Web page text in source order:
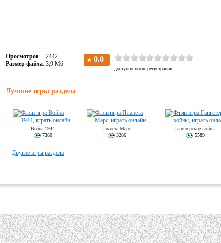
Просмотров: 2442
Размер файла: 3,9 Мб
Лучшие игры раздела
Война 1944
7380
Планета Марс
3286
Гангстерские войны
5589
Другие игры раздела